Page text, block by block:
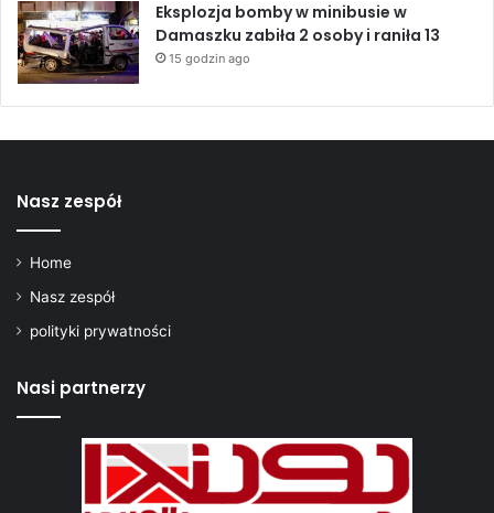
Eksplozja bomby w minibusie w
Damaszku zabiła 2 osoby i raniła 13
15 godzin ago
Nasz zespół
Home
Nasz zespół
polityki prywatności
Nasi partnerzy